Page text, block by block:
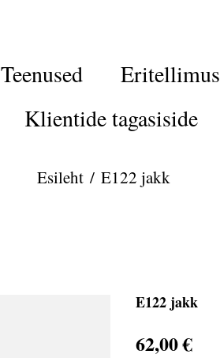
Teenused Eritellimus
Klientide tagasiside
Esileht / E122 jakk
E122 jakk
62,00 €